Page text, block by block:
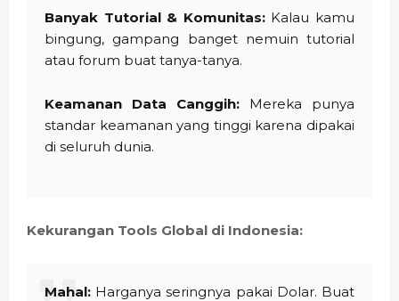
Banyak Tutorial & Komunitas:Kalau kamu
bingung, gampang banget nemuin tutorial
atau forum buat tanya-tanya.
Keamanan Data Canggih: Mereka punya
standar keamanan yang tinggi karena dipakai
di seluruh dunia.
Kekurangan Tools Global di Indonesia:
Mahal: Harganya seringnya pakai Dolar. Buat